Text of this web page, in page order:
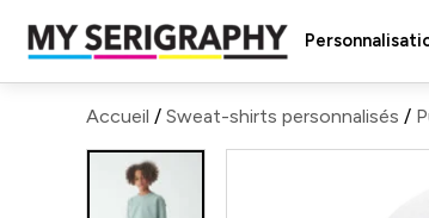
Accueil / Sweat-shirts personnalisés /